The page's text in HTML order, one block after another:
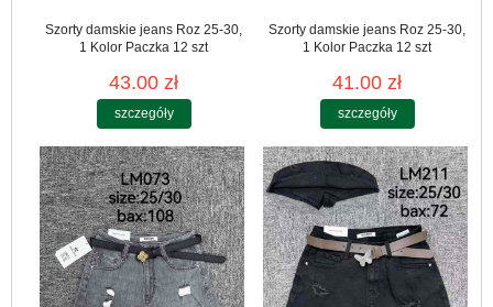
Szorty damskie jeans Roz 25-30,
1 Kolor Paczka 12 szt
43.00 zł
szczegóły
Szorty damskie jeans Roz 25-30,
1 Kolor Paczka 12 szt
41.00 zł
szczegóły